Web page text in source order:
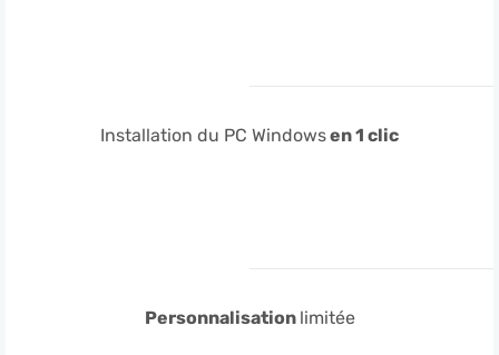
Installation du PC Windowsen 1 clic
Personnalisation limitée